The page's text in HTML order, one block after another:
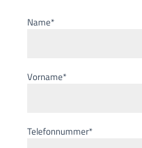
Name*
Vorname*
Telefonnummer*